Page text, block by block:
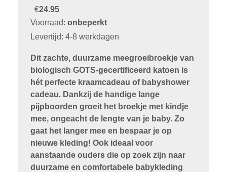
€24.95
Voorraad: onbeperkt
Levertijd: 4-8 werkdagen
Dit zachte, duurzame meegroeibroekje van
biologisch GOTS-gecertificeerd katoen is
hét perfecte kraamcadeau of babyshower
cadeau. Dankzij de handige lange
pijpboorden groeit het broekje met kindje
mee, ongeacht de lengte van je baby. Zo
gaat het langer mee en bespaar je op
nieuwe kleding! Ook ideaal voor
aanstaande ouders die op zoek zijn naar
duurzame en comfortabele babykleding